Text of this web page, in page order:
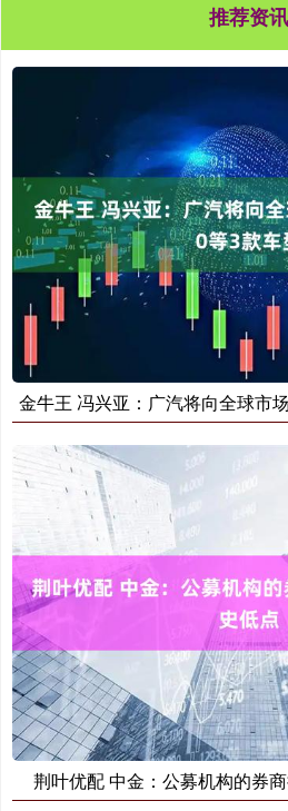
推荐资讯
金牛王 冯兴亚：广汽将向全球市
荆叶优配 中金：公募机构的券